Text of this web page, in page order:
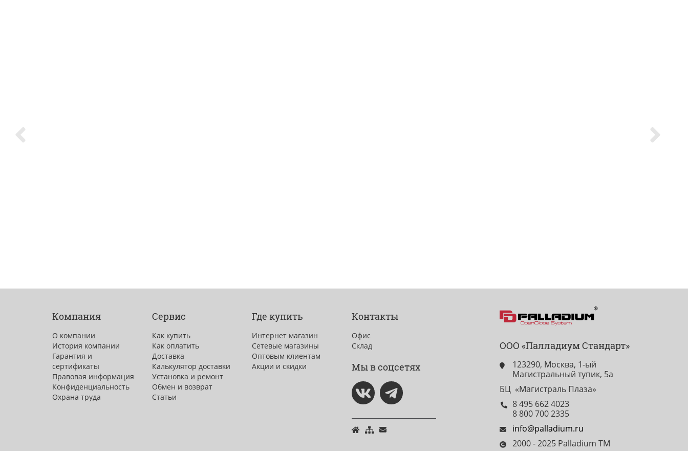
Компания
О компании
История компании
Гарантия и
сертификаты
Правовая информация
Конфиденциальность
Охрана труда
Сервис
Как купить
Как оплатить
Доставка
Калькулятор доставки
Установка и ремонт
Обмен и возврат
Статьи
Где купить
Интернет магазин
Сетевые магазины
Оптовым клиентам
Акции и скидки
Контакты
Офис
Склад
Мы в соцсетях
ООО «Палладиум Стандарт»
123290, Москва, 1-ый
Магистральный тупик, 5а
БЦ «Магистраль Плаза»
8 495 662 4023
8 800 700 2335
info@palladium.ru
2000 - 2025 Palladium TM